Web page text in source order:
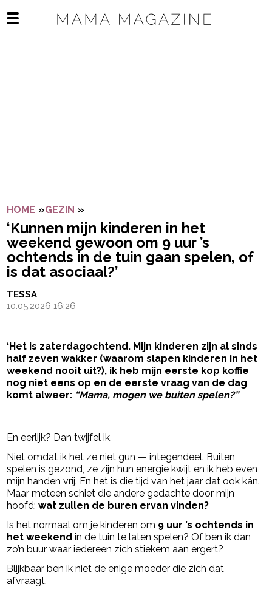
Open het mobiele menu
HOME »GEZIN »
‘Kunnen mijn kinderen in het
weekend gewoon om 9 uur ’s
ochtends in de tuin gaan spelen, of
is dat asociaal?’
TESSA
10.05.2026 16:26
‘Het is zaterdagochtend. Mijn kinderen zijn al sinds
half zeven wakker (waarom slapen kinderen in het
weekend nooit uit?), ik heb mijn eerste kop koffie
nog niet eens op en de eerste vraag van de dag
komt alweer: “Mama, mogen we buiten spelen?”
En eerlijk? Dan twijfel ik.
Niet omdat ik het ze niet gun — integendeel. Buiten
spelen is gezond, ze zijn hun energie kwijt en ik heb even
mijn handen vrij. En het is die tijd van het jaar dat ook kán.
Maar meteen schiet die andere gedachte door mijn
hoofd:wat zullen de buren ervan vinden?
Is het normaal om je kinderen om 9 uur ’s ochtends in
het weekend in de tuin te laten spelen? Of ben ik dan
zo’n buur waar iedereen zich stiekem aan ergert?
Blijkbaar ben ik niet de enige moeder die zich dat
afvraagt.